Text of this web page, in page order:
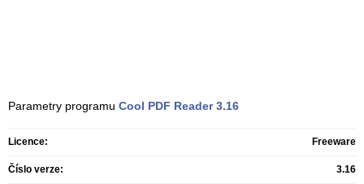
Parametry programu Cool PDF Reader 3.16
Licence: Freeware
Číslo verze: 3.16